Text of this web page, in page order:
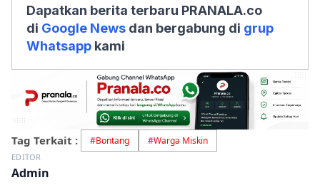
Dapatkan berita terbaru PRANALA.co
di Google News dan bergabung di grup
Whatsapp kami
Tag Terkait : #Bontang #Warga Miskin
EDITOR
Admin